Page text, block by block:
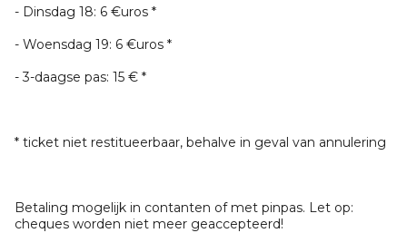
- Dinsdag 18: 6 €uros *
- Woensdag 19: 6 €uros *
- 3-daagse pas: 15 € *
* ticket niet restitueerbaar, behalve in geval van annulering
Betaling mogelijk in contanten of met pinpas. Let op:
cheques worden niet meer geaccepteerd!